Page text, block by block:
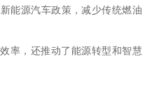
能源汽车政策，减少传统燃油
率，还推动了能源转型和智慧